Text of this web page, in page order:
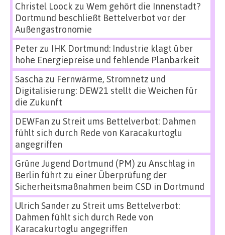
Christel Loock zu Wem gehört die Innenstadt?
Dortmund beschließt Bettelverbot vor der
Außengastronomie
Peterzu IHK Dortmund: Industrie klagt über
hohe Energiepreise und fehlende Planbarkeit
Sascha zu Fernwärme, Stromnetz und
Digitalisierung: DEW21 stellt die Weichen für
die Zukunft
DEWFan zu Streit ums Bettelverbot: Dahmen
fühlt sich durch Rede von Karacakurtoglu
angegriffen
Grüne Jugend Dortmund (PM) zu Anschlag in
Berlin führt zu einer Überprüfung der
Sicherheitsmaßnahmen beim CSD in Dortmund
Ulrich Sanderzu Streit ums Bettelverbot:
Dahmen fühlt sich durch Rede von
Karacakurtoglu angegriffen